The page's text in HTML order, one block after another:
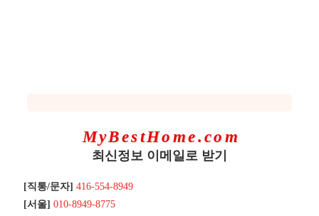
MyBestHome.com
최신정보 이메일로 받기
[직통/문자] 416-554-8949
[서울] 010-8949-8775